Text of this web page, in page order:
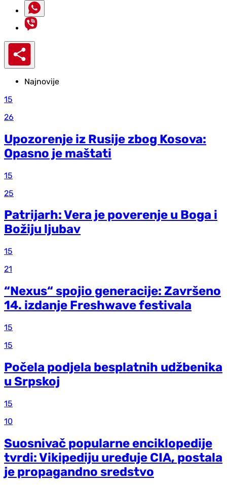
Najnovije
15
26
Upozorenje iz Rusije zbog Kosova:
Opasno je maštati
15
25
Patrijarh: Vera je poverenje u Boga i
Božiju ljubav
15
21
“Nexus“ spojio generacije: Završeno
14. izdanje Freshwave festivala
15
15
Počela podjela besplatnih udžbenika
u Srpskoj
15
10
Suosnivač popularne enciklopedije
tvrdi: Vikipediju uređuje CIA, postala
je propagandno sredstvo